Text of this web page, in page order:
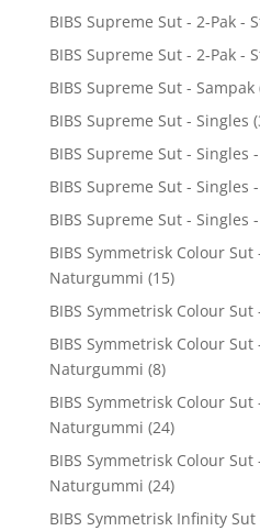
BIBS Supreme Sut - 2-Pak -
BIBS Supreme Sut - 2-Pak -
BIBS Supreme Sut - Sampak
BIBS Supreme Sut - Singles
BIBS Supreme Sut -
BIBS Supreme Sut - Singles
BIBS Supreme Sut -
BIBS Symmetrisk Colour Sut
Naturgummi (15)
BIBS Symmetrisk Colour Sut
BIBS Symmetrisk Colour Sut
Naturgummi (8)
BIBS Symmetrisk Colour Sut
Naturgummi (24)
BIBS Symmetrisk Colour Sut
Naturgummi (24)
BIBS Symmetrisk Infinity